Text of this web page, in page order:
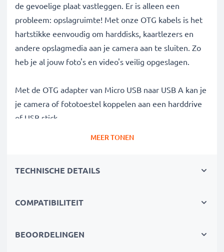
de gevoelige plaat vastleggen. Er is alleen een
probleem: opslagruimte! Met onze OTG kabels is het
hartstikke eenvoudig om harddisks, kaartlezers en
andere opslagmedia aan je camera aan te sluiten. Zo
heb je al jouw foto's en video's veilig opgeslagen.
Met de OTG adapter van Micro USB naar USB A kan je
je camera of fototoestel koppelen aan een harddrive
of USB stick.
of SD readers aan je camera, actioncam of fototoestel
groot formaat en HD foto's naar je externe
voor je volgende avontuur!
MEER TONEN
TECHNISCHE DETAILS
COMPATIBILITEIT
BEOORDELINGEN